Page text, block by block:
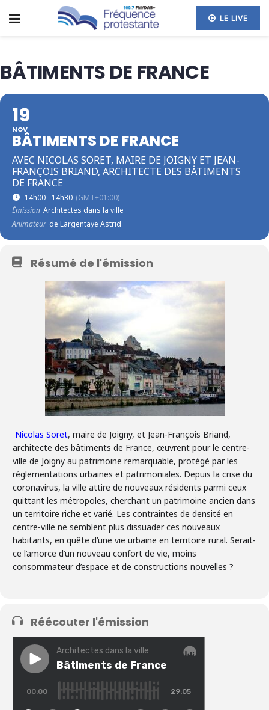
LE LIVE
BÂTIMENTS DE FRANCE
19
NOV
BÂTIMENTS DE FRANCE
AVEC NICOLAS SORET, MAIRE DE JOIGNY ET JEAN-
FRANÇOIS BRIAND, ARCHITECTE DES BÂTIMENTS
DE FRANCE
14h00 - 14h30 (GMT+01:00)
Émission Architectes dans la ville
Animateur de Largentaye Astrid
Résumé de l'émission
Nicolas Soret, maire de Joigny, et Jean-François Briand,
architecte des bâtiments de France, œuvrent pour le centre-
ville de Joigny au patrimoine remarquable, protégé par les
réglementations urbaines et patrimoniales. Depuis la crise du
coronavirus, la ville attire de nouveaux résidents parmi ceux
quittant les métropoles, cherchant un patrimoine ancien dans
un territoire riche et varié. Les contraintes de densité en
centre-ville ne semblent plus dissuader ces nouveaux
habitants, en quête d’une vie urbaine en territoire rural. Serait-
ce l’amorce d’un nouveau confort de vie, moins
consommateur d’espace et de constructions nouvelles ?
Réécouter l'émission